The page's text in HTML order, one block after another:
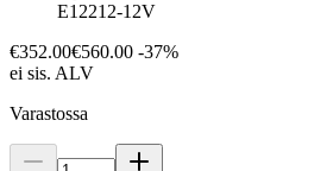
E12212-12V
€352.00€560.00 -37%
ei sis. ALV
Varastossa